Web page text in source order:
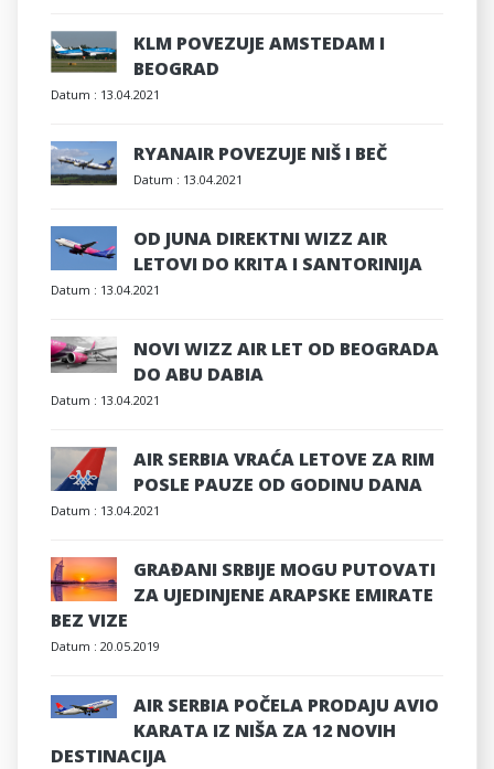
KLM POVEZUJE AMSTEDAM I
BEOGRAD
Datum : 13.04.2021
RYANAIR POVEZUJE NIŠ I BEČ
Datum : 13.04.2021
OD JUNA DIREKTNI WIZZ AIR
LETOVI DO KRITA I SANTORINIJA
Datum : 13.04.2021
NOVI WIZZ AIR LET OD BEOGRADA
DO ABU DABIA
Datum : 13.04.2021
AIR SERBIA VRAĆA LETOVE ZA RIM
POSLE PAUZE OD GODINU DANA
Datum : 13.04.2021
GRAĐANI SRBIJE MOGU PUTOVATI
ZA UJEDINJENE ARAPSKE EMIRATE
BEZ VIZE
Datum : 20.05.2019
AIR SERBIA POČELA PRODAJU AVIO
KARATA IZ NIŠA ZA 12 NOVIH
DESTINACIJA